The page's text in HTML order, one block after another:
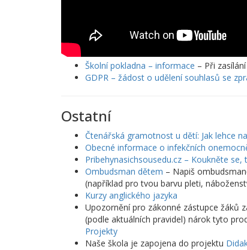
Školní pokladna – informace – Při
GDPR – žádost o udělení souhlasů se
Ostatní
Čtenářská gramotnost u dětí: Jak lehce
Obecné informace o infekčních
Pribehynasichsousedu.cz – Koukněte
Ombudsman dětem – Napiš
(například pro tvou barvu pleti,
Kurzy anglického jazyka
Upozornění pro zákonné zástupce žáků
(podle aktuálních pravidel) nárok tyto
Projekty
Naše škola je zapojena do projektu